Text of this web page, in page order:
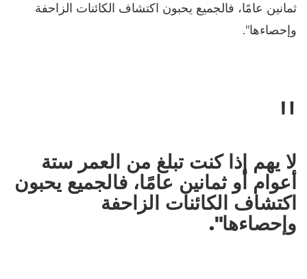
ثمانين عامًا، فالجميع يحبون اكتشاف الكائنات الزاحفة
وإحصاءها".
لا يهم إذا كنت تبلغ من العمر ستة
أعوام أو ثمانين عامًا، فالجميع يحبون
اكتشاف الكائنات الزاحفة
وإحصاءها".